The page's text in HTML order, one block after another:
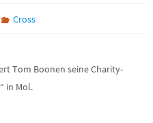
Cross
Tom Boonen seine Charity-
in Mol.